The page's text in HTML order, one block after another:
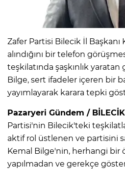
Zafer Partisi Bilecik İl
alındığını bir telefon
teşkilatında şaşkınlık
Bilge, sert ifadeler içeren bir
yayımlayarak karara tepki
Pazaryeri Gündem /
Partisi'nin Bilecik'teki
aktif rol üstlenen ve partisini
Kemal Bilge'nin, herhangi bir
yapılmadan ve gerekçe